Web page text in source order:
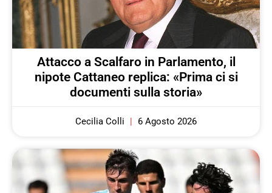
Attacco a Scalfaro in Parlamento, il
nipote Cattaneo replica: «Prima ci si
documenti sulla storia»
Cecilia Colli 6 Agosto 2026